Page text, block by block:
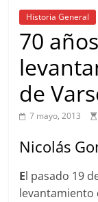
Historia General
70
de
7 mayo, 2013
Nicolás
El pasado 19
levantamiento